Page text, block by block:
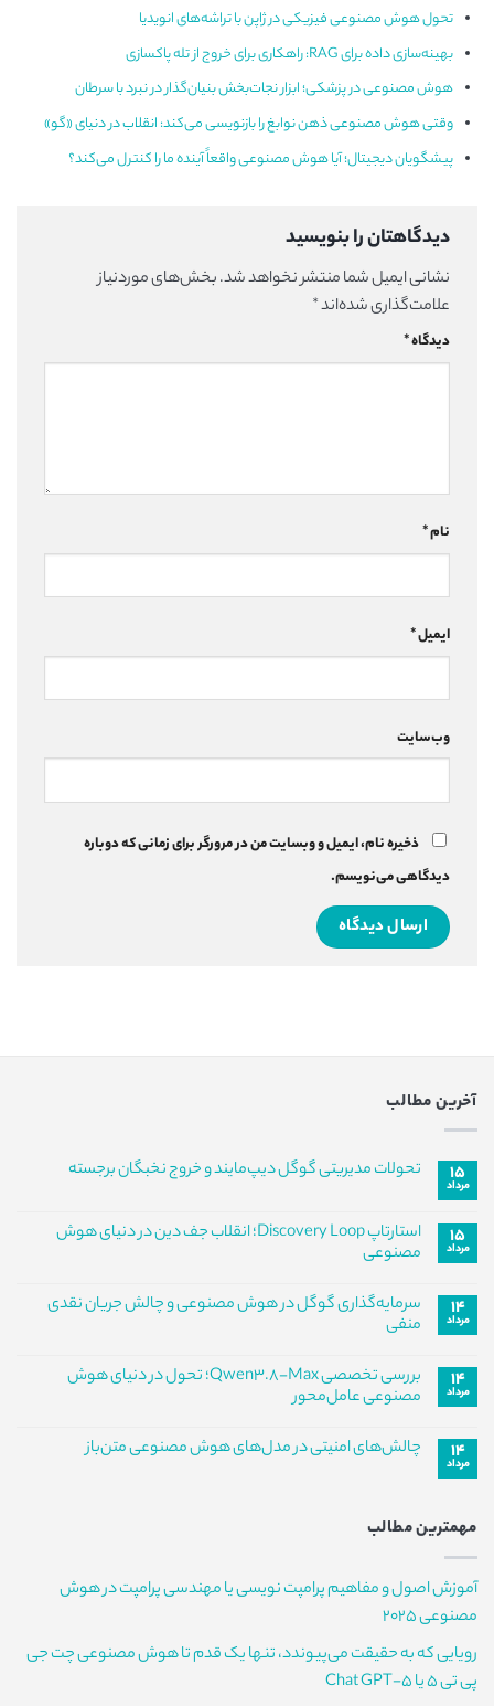
تحول هوش مصنوعی فیزیکی در ژاپن با تراشه‌های انویدیا
بهینه‌سازی داده برای RAG: راهکاری برای خروج از تله پاکسازی
هوش مصنوعی در پزشکی؛ ابزار نجات‌بخش بنیان‌گذار در نبرد با سرطان
وقتی هوش مصنوعی ذهن نوابغ را بازنویسی می‌کند: انقلاب در دنیای «گو»
پیشگویان دیجیتال؛ آیا هوش مصنوعی واقعاً آینده ما را کنترل می‌کند؟
دیدگاهتان را بنویسید
نشانی ایمیل شما منتشر نخواهد شد.بخش‌های موردنیاز
علامت‌گذاری شده‌اند*
دیدگاه*
نام*
ایمیل*
وب‌سایت
ذخیره نام، ایمیل و وبسایت من در مرورگر برای زمانی که دوباره
دیدگاهی می‌نویسم.
آخرین مطالب
۱۵
مرداد
تحولات مدیریتی گوگل دیپ‌مایند و خروج نخبگان برجسته
برای
تحولات
مدیریتی
خروج
نخبگان
برجسته
ثبت
نشده ۱۵
مرداد
استارتاپ Discovery Loop؛ انقلاب جف دین در دنیای هوش
مصنوعی
دیدگاهی
برای
استارتاپ
Discovery
جف
دین
در
مصنوعی
ثبت
نشده ۱۴
مرداد
سرمایه‌گذاری گوگل در هوش مصنوعی و چالش جریان نقدی
منفی
برای
سرمایه‌گذاری
گوگل
مصنوعی
منفی
ثبت
نشده ۱۴
مرداد
بررسی تخصصی Qwen3.8-Max؛ تحول در دنیای هوش
مصنوعی عامل‌محور
دیدگاهی
برای
تحول
در
مصنوعی
عامل‌محور
ثبت ۱۴
مرداد
چالش‌های امنیتی در مدل‌های هوش مصنوعی متن‌باز
امنیتی
مصنوعی
متن‌باز
مهمترین مطالب
آموزش اصول و مفاهیم پرامپت نویسی یا مهندسی پرامپت در هوش
مصنوعی 2025
رویایی که به حقیقت می‌پیوندد، تنها یک قدم تا هوش مصنوعی چت جی
پی تی 5 یا Chat GPT-5